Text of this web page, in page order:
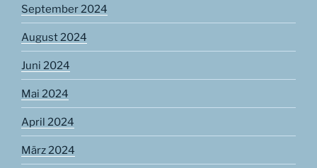
September 2024
August 2024
Juni 2024
Mai 2024
April 2024
März 2024